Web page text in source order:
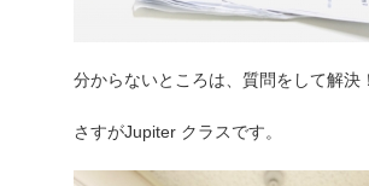
分からないところは、質問をして解決
さすがJupiter クラスです。